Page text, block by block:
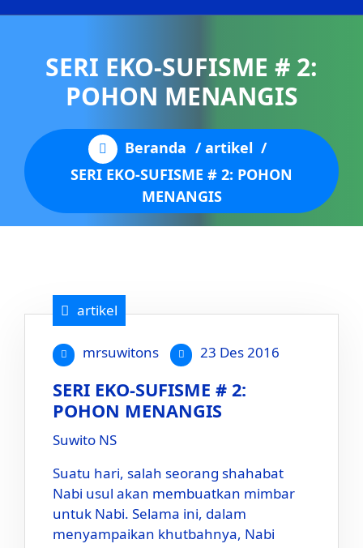
SERI EKO-SUFISME # 2:
POHON MENANGIS
Beranda /artikel/
SERI EKO-SUFISME # 2: POHON
MENANGIS
artikel
mrsuwitons 23 Des 2016
SERI EKO-SUFISME # 2:
POHON MENANGIS
Suwito NS
Suatu hari, salah seorang shahabat
Nabi usul akan membuatkan mimbar
untuk Nabi. Selama ini, dalam
menyampaikan khutbahnya, Nabi